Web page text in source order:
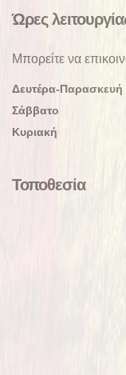
Ώρες
Μπορείτε να
Δευτέρα-Παρασκευή
Σάββατο
Κυριακή
Τοποθεσία